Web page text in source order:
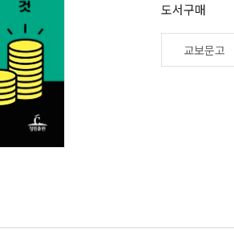
도서구매
교보문고